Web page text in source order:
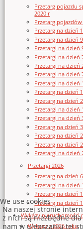
Przetarg pojazdu
2020 r
Przetarg
Przetarg na dzień
Przetarg na dzień
Przetargi na dzień
Przetargi na dzień
Przetargi na dzień
Przetargi na dzień
Przetargi na dzień
Przetarg na dzień
Przetarg na dzień
Przetargi na dzień
Przetargi na dzień
Przetarg na dzień
Przetarg na dzień
Przetarg na dzień
Przetargi na dzień
Przetargi 2026
Przetarg na dzień
Przetargi na dzień
Przetarg na dzień
Przetarg na dzień
Wykazy nieruchomości
Wykazy z 2026 roku
We use cookies
Na naszej stronie
z nich są niezbędne
nam w ulepszaniu tej